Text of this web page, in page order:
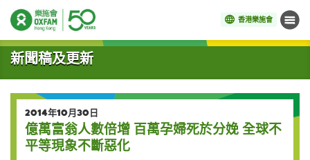
香港樂施會 目錄
開始主要內容
新聞稿及更新
2014年10月30日
億萬富翁人數倍增 百萬孕婦死於分娩 全球不
平等現象不斷惡化